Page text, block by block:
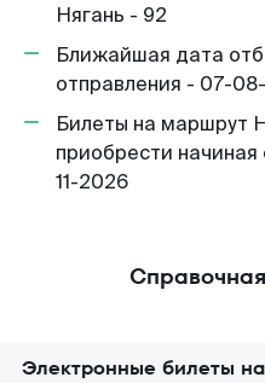
Нягань - 92
Ближайшая дата
отправления - 07-
Билеты на маршрут
приобрести
11-2026
Электронные билеты